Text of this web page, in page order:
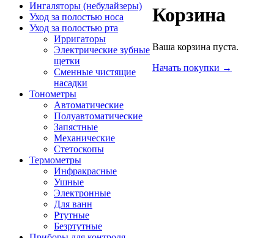
Ингаляторы (небулайзеры)
Уход за полостью носа
Уход за полостью рта
Ирригаторы
Электрические зубные
щетки
Сменные чистящие
насадки
Тонометры
Автоматические
Полуавтоматические
Запястные
Механические
Стетоскопы
Термометры
Инфракрасные
Ушные
Электронные
Для ванн
Ртутные
Безртутные
Корзина
Ваша корзина пуста.
Начать покупки →